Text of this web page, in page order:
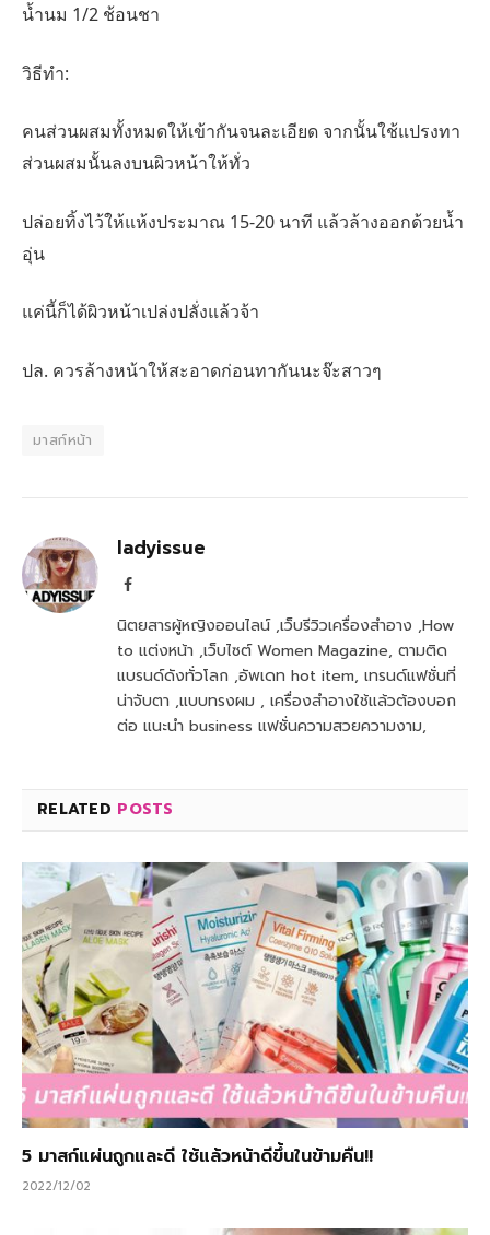
น้ำนม 1/2 ช้อนชา
วิธีทำ:
คนส่วนผสมทั้งหมดให้เข้ากันจนละเอียด จากนั้นใช้แปรงทา
ส่วนผสมนั้นลงบนผิวหน้าให้ทั่ว
ปล่อยทิ้งไว้ให้แห้งประมาณ 15-20 นาที แล้วล้างออกด้วยน้ำ
อุ่น
แค่นี้ก็ได้ผิวหน้าเปล่งปลั่งแล้วจ้า
ปล. ควรล้างหน้าให้สะอาดก่อนทากันนะจ๊ะสาวๆ
มาสก์หน้า
ladyissue
Facebook
นิตยสารผู้หญิงออนไลน์ ,เว็บรีวิวเครื่องสำอาง ,How
to แต่งหน้า ,เว็บไซต์ Women Magazine, ตามติด
แบรนด์ดังทั่วโลก ,อัพเดท hot item, เทรนด์แฟชั่นที่
น่าจับตา ,แบบทรงผม , เครื่องสำอางใช้แล้วต้องบอก
ต่อ แนะนำ business แฟชั่นความสวยความงาม,
RELATED POSTS
5 มาสก์แผ่นถูกและดี ใช้แล้วหน้าดีขึ้นในข้ามคืน!!
2022/12/02